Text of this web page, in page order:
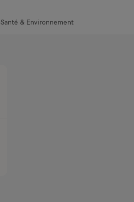
Santé & Environnement